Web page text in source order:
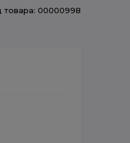
товара: 00000998